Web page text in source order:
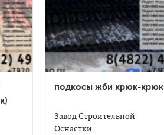
подкосы жби крюк-крюк
Завод Строительной
Оснастки